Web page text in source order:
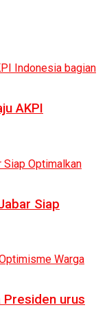
AKPI
Siap
Presiden urus